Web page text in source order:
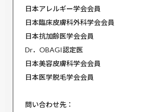
日本アレルギー学会会員
日本臨床皮膚科外科学会会員
日本抗加齢医学会会員
Dr．OBAGI認定医
日本美容皮膚科学会会員
日本医学脱毛学会会員
問い合わせ先：